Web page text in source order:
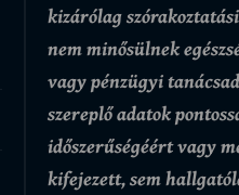
kizárólag
nem minősülnek
vagy pénzügyi
szereplő adatok
időszerűségéért vagy
kifejezett, sem